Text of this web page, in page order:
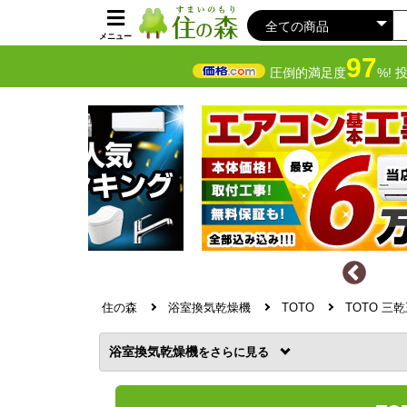
メニュー
圧倒的満足度97%!
住の森 浴室換気乾燥機 TOTO TOTO 三
浴室換気乾燥機を